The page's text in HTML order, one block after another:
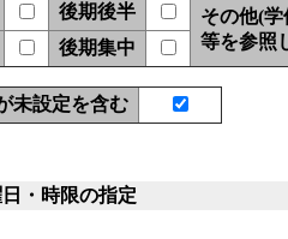
後期後半
その他(
等を参照
後期集中
未設定を含む
・時限の指定